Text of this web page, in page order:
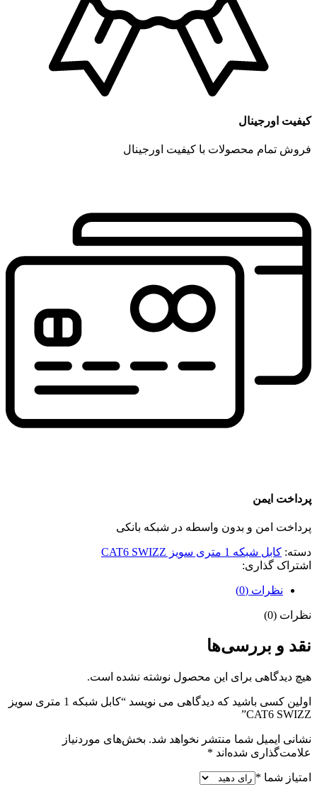
کیفیت اورجینال
فروش تمام محصولات با کیفیت اورجینال
پرداخت ایمن
پرداخت امن و بدون واسطه در شبکه بانکی
دسته: کابل شبکه 1 متری سویز CAT6 SWIZZ
اشتراک گذاری:
نظرات (0)
نظرات (0)
نقد و بررسی‌ها
هیچ دیدگاهی برای این محصول نوشته نشده است.
اولین کسی باشید که دیدگاهی می نویسد “کابل شبکه 1 متری سویز
CAT6 SWIZZ”
نشانی ایمیل شما منتشر نخواهد شد. بخش‌های موردنیاز
علامت‌گذاری شده‌اند *
امتیاز شما *